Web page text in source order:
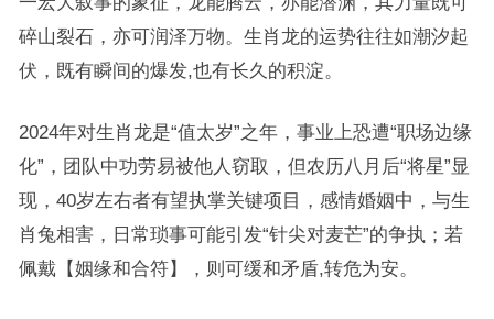
碎山裂石，亦可润泽万物。生肖龙的运势往往如潮汐起
伏，既有瞬间的爆发,也有长久的积淀。
2024年对生肖龙是“值太岁”之年，事业上恐遭“职场边缘
化”，团队中功劳易被他人窃取，但农历八月后“将星”显
现，40岁左右者有望执掌关键项目，感情婚姻中，与生
肖兔相害，日常琐事可能引发“针尖对麦芒”的争执；若
佩戴【姻缘和合符】，则可缓和矛盾,转危为安。